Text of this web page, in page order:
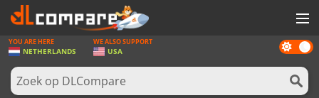
SPELLEN
GAME CARDS
Dark
mode
YOU ARE HERE
NETHERLANDS
WE ALSO SUPPORT
USA